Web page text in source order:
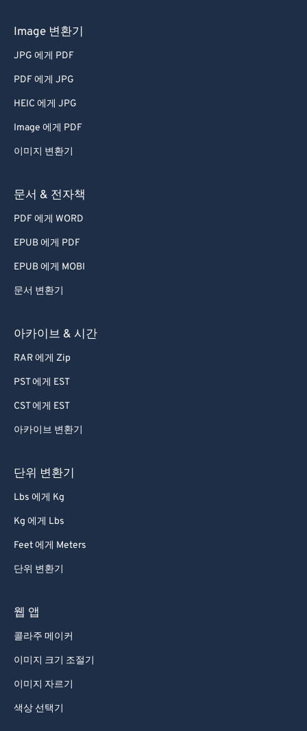
Image 변환기
JPG 에게 PDF
PDF 에게 JPG
HEIC 에게 JPG
Image 에게 PDF
이미지 변환기
문서 & 전자책
PDF 에게 WORD
EPUB 에게 PDF
EPUB 에게 MOBI
문서 변환기
아카이브 & 시간
RAR 에게 Zip
PST 에게 EST
CST 에게 EST
아카이브 변환기
단위 변환기
Lbs 에게 Kg
Kg 에게 Lbs
Feet 에게 Meters
단위 변환기
웹 앱
콜라주 메이커
이미지 크기 조절기
이미지 자르기
색상 선택기